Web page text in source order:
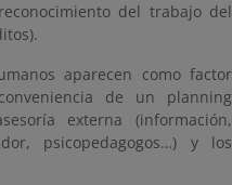
del trabajo del
aparecen como factor
de un planning
externa (información,
psicopedagogos…) y los